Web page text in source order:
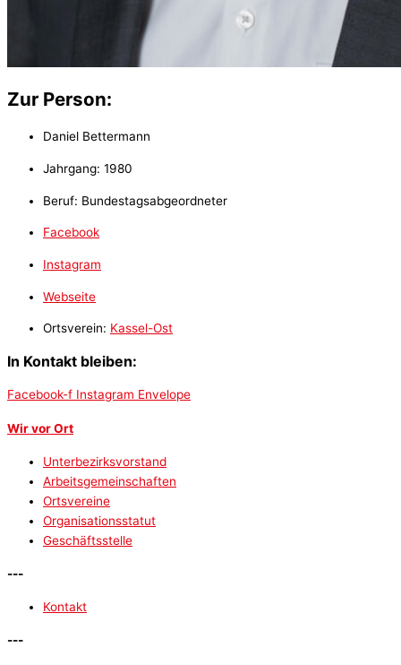
Zur Person:
Daniel Bettermann
Jahrgang: 1980
Beruf: Bundestagsabgeordneter
Facebook
Instagram
Webseite
Ortsverein: Kassel-Ost
In Kontakt bleiben:
Facebook-f Instagram Envelope
Wir vor Ort
Unterbezirksvorstand
Arbeitsgemeinschaften
Ortsvereine
Organisationsstatut
Geschäftsstelle
---
Kontakt
---